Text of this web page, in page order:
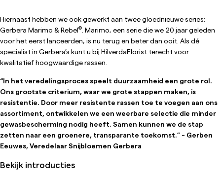
Hiernaast hebben we ook gewerkt aan twee gloednieuwe series:
Gerbera Marimo & Rebel®. Marimo, een serie die we 20 jaar geleden
voor het eerst lanceerden, is nu terug en beter dan ooit. Als dé
specialist in Gerbera’s kunt u bij HilverdaFlorist terecht voor
kwalitatief hoogwaardige rassen.
“In het veredelingsproces speelt duurzaamheid een grote rol.
Ons grootste criterium, waar we grote stappen maken, is
resistentie. Door meer resistente rassen toe te voegen aan ons
assortiment, ontwikkelen we een weerbare selectie die minder
gewasbescherming nodig heeft. Samen kunnen we de stap
zetten naar een groenere, transparante toekomst.” - Gerben
Eeuwes, Veredelaar Snijbloemen Gerbera
Bekijk introducties